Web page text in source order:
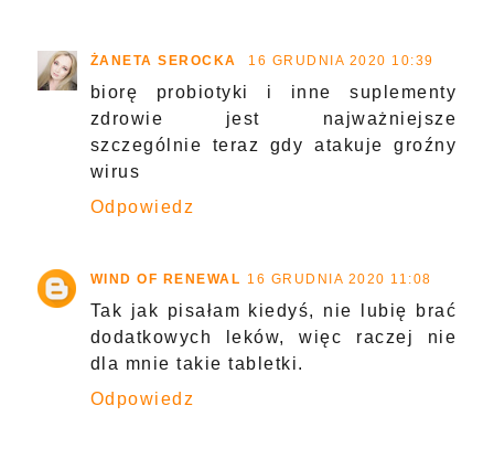
ŻANETA SEROCKA 16 GRUDNIA 2020 10:39
biorę probiotyki i inne suplementy
zdrowie jest najważniejsze
szczególnie teraz gdy atakuje groźny
wirus
Odpowiedz
WIND OF RENEWAL 16 GRUDNIA 2020 11:08
Tak jak pisałam kiedyś, nie lubię brać
dodatkowych leków, więc raczej nie
dla mnie takie tabletki.
Odpowiedz